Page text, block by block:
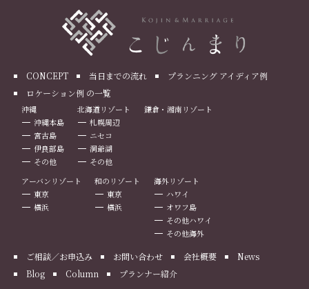
CONCEPT 当日までの流れ
プランニング アイディア例
ロケーション例 の一覧
沖縄
沖縄本島
宮古島
伊良部島
その他
北海道リゾート
札幌周辺
ニセコ
洞爺湖
その他
鎌倉・湘南リゾート
アーバンリゾート
東京
横浜
和のリゾート
東京
横浜
海外リゾート
ハワイ
オワフ島
その他ハワイ
その他海外
ご相談／お申込み お問い合わせ 会社概要
News
Blog
Column プランナー紹介